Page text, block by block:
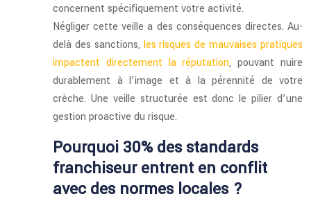
concernent spécifiquement votre activité.
Négliger cette veille a des conséquences directes. Au-
delà des sanctions, les risques de mauvaises pratiques
impactent directement la réputation, pouvant nuire
durablement à l’image et à la pérennité de votre
crèche. Une veille structurée est donc le pilier d’une
gestion proactive du risque.
Pourquoi 30% des standards
franchiseur entrent en conflit
avec des normes locales ?